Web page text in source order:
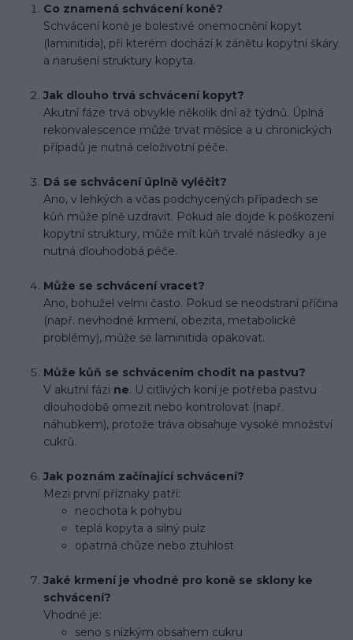
Co znamená schvácení koně?
Schvácení koně je bolestivé onemocnění kopyt
(laminitida), při kterém dochází k zánětu kopytní škáry
a narušení struktury kopyta.
Jak dlouho trvá schvácení kopyt?
Akutní fáze trvá obvykle několik dní až týdnů. Úplná
rekonvalescence může trvat měsíce a u chronických
případů je nutná celoživotní péče.
Dá se schvácení úplně vyléčit?
Ano, v lehkých a včas podchycených případech se
kůň může plně uzdravit. Pokud ale dojde k poškození
kopytní struktury, může mít kůň trvalé následky a je
nutná dlouhodobá péče.
Může se schvácení vracet?
Ano, bohužel velmi často. Pokud se neodstraní příčina
(např. nevhodné krmení, obezita, metabolické
problémy), může se laminitida opakovat.
Může kůň se schvácením chodit na pastvu?
V akutní fázi ne. U citlivých koní je potřeba pastvu
dlouhodobě omezit nebo kontrolovat (např.
náhubkem), protože tráva obsahuje vysoké množství
cukrů.
Jak poznám začínající schvácení?
Mezi první příznaky patří:
neochota k pohybu
teplá kopyta a silný pulz
opatrná chůze nebo ztuhlost
Jaké krmení je vhodné pro koně se sklony ke
schvácení?
Vhodné je:
seno s nízkým obsahem cukru